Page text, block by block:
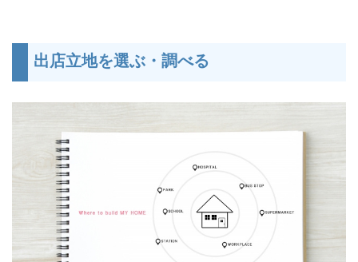
出店立地を選ぶ・調べる